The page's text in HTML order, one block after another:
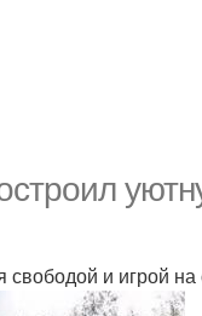
свободой и игрой